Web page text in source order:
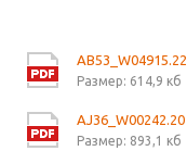
AB53_W04915.22
Размер: 614,9 кб
AJ36_W00242.20
Размер: 893,1 кб